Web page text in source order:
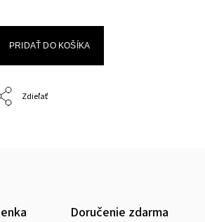
PRIDAŤ DO KOŠÍKA
Zdieľať
Doručenie zdarma